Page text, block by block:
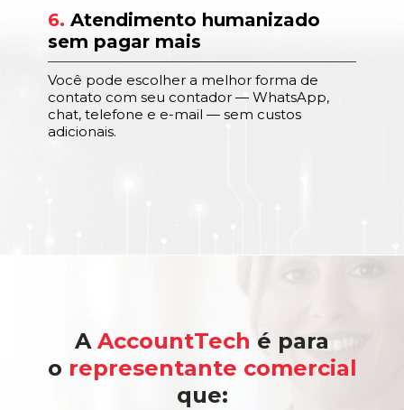
6. Atendimento humanizado
sem pagar mais
Você pode escolher a melhor forma de
contato com seu contador — WhatsApp,
chat, telefone e e-mail — sem custos
adicionais.
A AccountTech é para
o representante comercial
que: